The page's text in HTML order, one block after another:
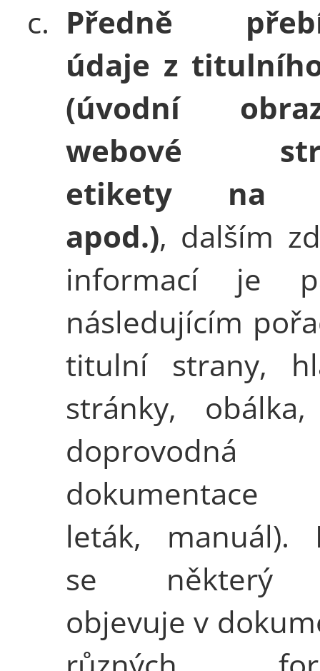
c. Předně
údaje z
(úvodní
webové
etikety na
apod.), dalším
informací je
následujícím
titulní strany,
stránky,
doprovodná
dokumentace
leták, manuál).
se některý
objevuje v